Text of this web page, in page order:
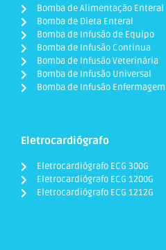
Bomba de Alimentação Enteral
Bomba de Dieta Enteral
Bomba de Infusão de Equipo
Bomba de Infusão Continua
Bomba de Infusão Veterinária
Bomba de Infusão Universal
Bomba de Infusão Enfermagem
Eletrocardiógrafo
Eletrocardiógrafo ECG 300G
Eletrocardiógrafo ECG 1200G
Eletrocardiógrafo ECG 1212G